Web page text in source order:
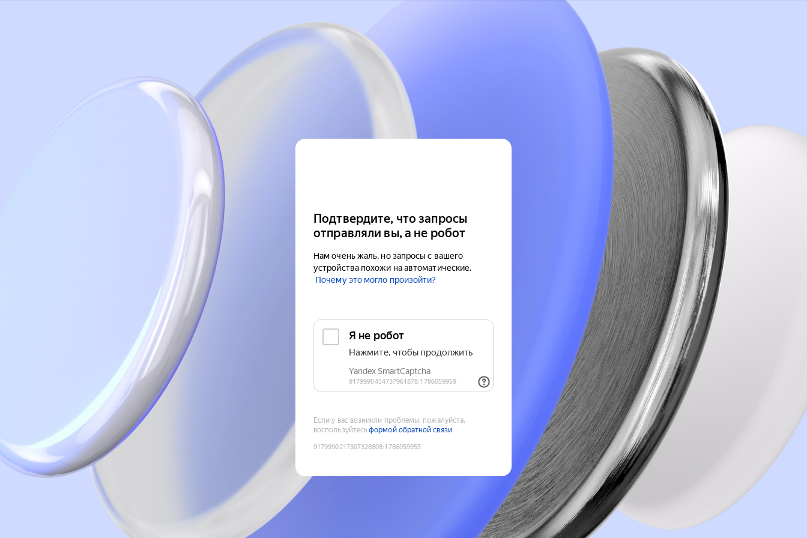
Подтвердите, что запросы
отправляли вы, а не робот
Нам очень жаль, но запросы с вашего
устройства похожи на автоматические.
Почему это могло произойти?
Если у вас возникли проблемы, пожалуйста,
воспользуйтесьформой обратной связи
9179990217307328808:1786059955